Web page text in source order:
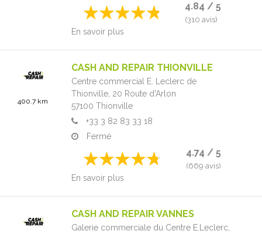
4.84 / 5
(310 avis)
En savoir plus
400.7 km
CASH AND REPAIR THIONVILLE
Centre commercial E. Leclerc de
Thionville, 20 Route d'Arlon
57100 Thionville
+33 3 82 83 33 18
Fermé
4.74 / 5
(669 avis)
En savoir plus
CASH AND REPAIR VANNES
Galerie commerciale du Centre E.Leclerc,